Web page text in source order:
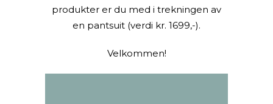
produkter er du med i trekningen av
en pantsuit (verdi kr. 1699,-).
Velkommen!